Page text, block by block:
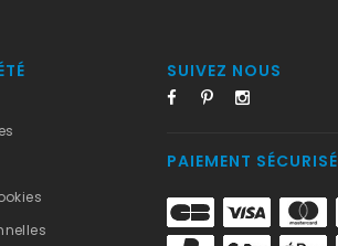
SUIVEZ NOUS
PAIEMENT SÉCURISÉ